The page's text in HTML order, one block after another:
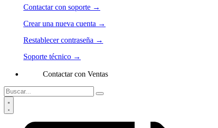
Contactar con soporte →
Crear una nueva cuenta →
Restablecer contraseña →
Soporte técnico →
Contactar con Ventas